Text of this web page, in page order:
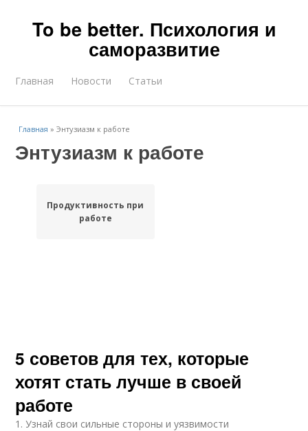
To be better. Психология и
саморазвитие
Главная Новости Статьи
Главная »Энтузиазм к работе
Энтузиазм к работе
Продуктивность при
работе
5 советов для тех, которые
хотят стать лучше в своей
работе
1. Узнай свои сильные стороны и уязвимости